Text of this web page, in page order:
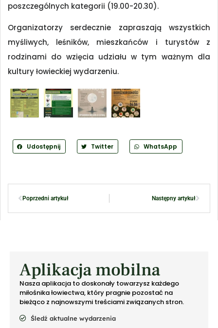
poszczególnych kategorii (19.00-20.30).
Organizatorzy serdecznie zapraszają wszystkich
myśliwych, leśników, mieszkańców i turystów z
rodzinami do wzięcia udziału w tym ważnym dla
kultury łowieckiej wydarzeniu.
Udostępnij Twitter WhatsApp
Poprzedni artykuł Następny artykuł
Aplikacja mobilna
Nasza aplikacja to doskonały towarzysz każdego
miłośnika łowiectwa, który pragnie pozostać na
bieżąco z najnowszymi treściami związanych stron.
Śledź aktualne wydarzenia